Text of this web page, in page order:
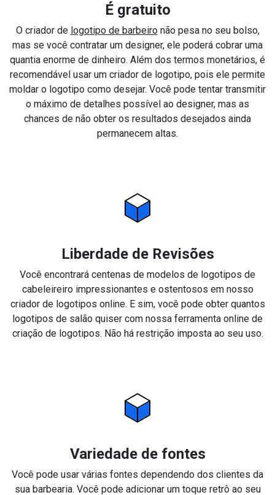
É gratuito
O criador de logotipo de barbeironão pesa no seu bolso,
mas se você contratar um designer, ele poderá cobrar uma
quantia enorme de dinheiro. Além dos termos monetários, é
recomendável usar um criador de logotipo, pois ele permite
moldar o logotipo como desejar. Você pode tentar transmitir
o máximo de detalhes possível ao designer, mas as
chances de não obter os resultados desejados ainda
permanecem altas.
Liberdade de Revisões
Você encontrará centenas de modelos de logotipos de
cabeleireiro impressionantes e ostentosos em nosso
criador de logotipos online. E sim, você pode obter quantos
logotipos de salão quiser com nossa ferramenta online de
criação de logotipos. Não há restrição imposta ao seu uso.
Variedade de fontes
Você pode usar várias fontes dependendo dos clientes da
sua barbearia. Você pode adicionar um toque retrô ao seu